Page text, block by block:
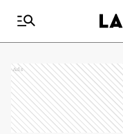
Ads